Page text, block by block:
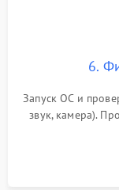
6.
Запуск ОС и
звук, камера).
для контроля